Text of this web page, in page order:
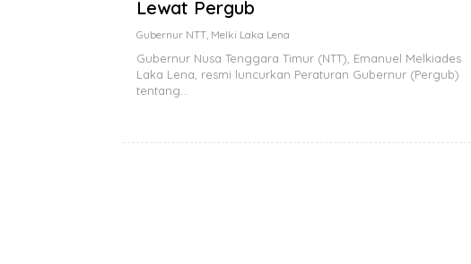
Lewat Pergub
Gubernur NTT, Melki Laka Lena
Gubernur Nusa Tenggara Timur (NTT), Emanuel Melkiades
Laka Lena, resmi luncurkan Peraturan Gubernur (Pergub)
tentang…